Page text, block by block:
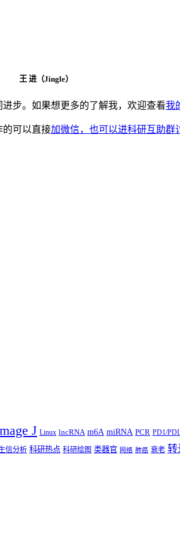
王 进（Jingle）
步。如果想更多的了解我，欢迎查看我
的可以直接加微信，也可以进科研互助群
J Linux lncRNA m6A miRNA PCR PD1/
信分析 科研热点 科研绘图 类器官 网络 肺癌 衰老 转